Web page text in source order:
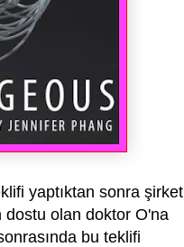
yaptıktan sonra şirket
dostu olan doktor O'na
bu teklifi